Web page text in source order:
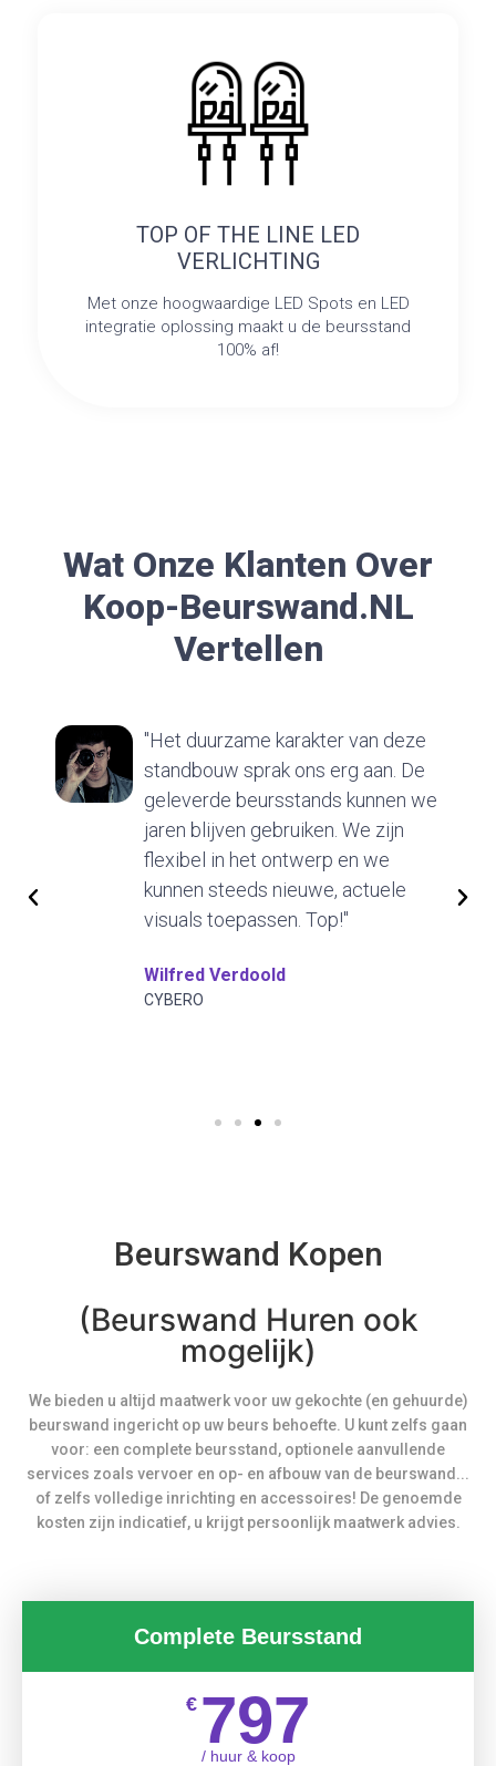
TOP OF THE LINE LED
VERLICHTING
Met onze hoogwaardige LED Spots en LED
integratie oplossing maakt u de beursstand
100% af!
Wat Onze Klanten Over
Koop-Beurswand.nL
Vertellen
"Het duurzame karakter van deze
standbouw sprak ons erg aan. De
geleverde beursstands kunnen we
jaren blijven gebruiken. We zijn
flexibel in het ontwerp en we
kunnen steeds nieuwe, actuele
visuals toepassen. Top!"
Wilfred Verdoold
CYBERO
Beurswand Kopen
(Beurswand Huren ook
mogelijk)
We bieden u altijd maatwerk voor uw gekochte (en gehuurde)
beurswand ingericht op uw beurs behoefte. U kunt zelfs gaan
voor: een complete beursstand, optionele aanvullende
services zoals vervoer en op- en afbouw van de beurswand...
of zelfs volledige inrichting en accessoires! De genoemde
kosten zijn indicatief, u krijgt persoonlijk maatwerk advies.
Complete Beursstand
€ 797
/ huur & koop